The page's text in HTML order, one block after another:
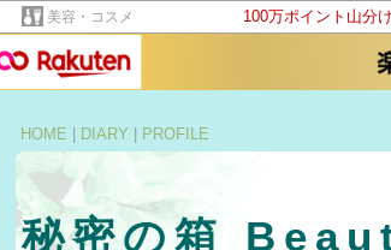
美容・コスメ 100万ポイント山分
HOME
DIARY PROFILE
秘密の箱